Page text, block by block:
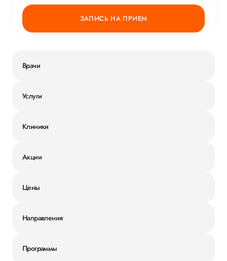
ЗАПИСЬ НА ПРИЕМ
Врачи
Услуги
Клиники
Акции
Цены
Направления
Программы